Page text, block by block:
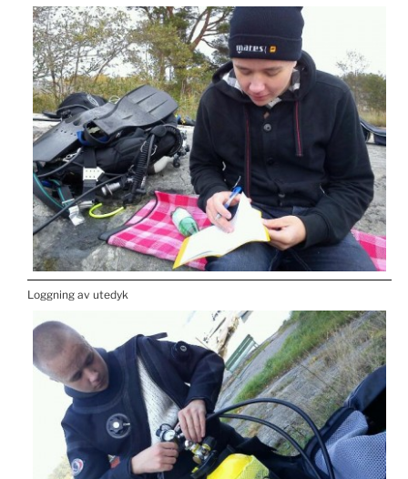
Loggning av utedyk